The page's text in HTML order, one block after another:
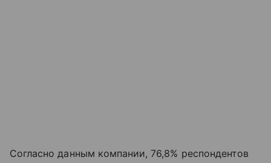
Согласно данным компании, 76,8% респондентов